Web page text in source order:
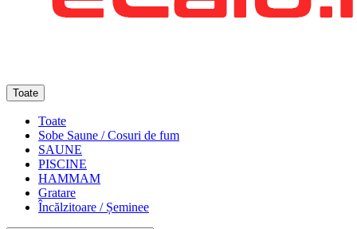
Toate
Toate
Sobe Saune / Cosuri de fum
SAUNE
PISCINE
HAMMAM
Gratare
Încălzitoare / Șeminee